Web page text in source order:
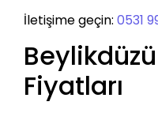
İletişime geçin: 0531
Fiyatları